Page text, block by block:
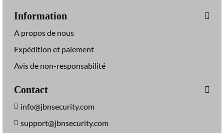
Information
A propos de nous
Expédition et paiement
Avis de non-responsabilité
Contact
info@jbnsecurity.com
support@jbnsecurity.com